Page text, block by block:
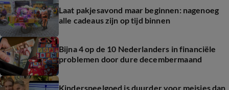
Laat pakjesavond maar beginnen: nagenoeg
alle cadeaus zijn op tijd binnen
Bijna 4 op de 10 Nederlanders in financiële
problemen door dure decembermaand
Kinderspeelgoed is duurder voor meisjes dan